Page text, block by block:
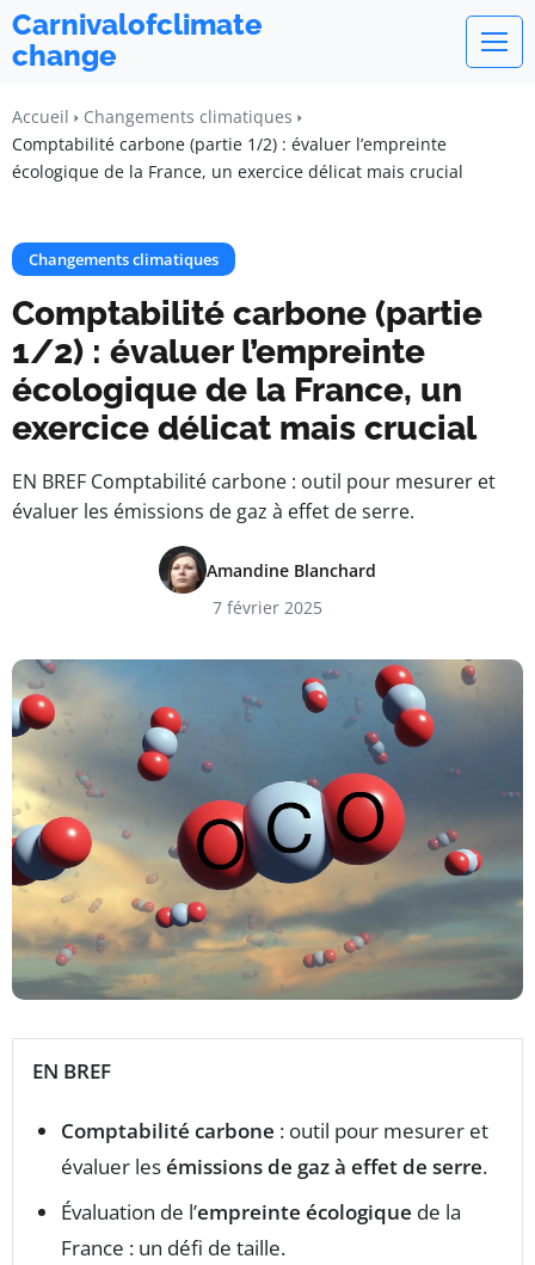
Carnivalofclimate
change
Accueil
Changements climatiques
Comptabilité carbone (partie 1/2) : évaluer l’empreinte
écologique de la France, un exercice délicat mais crucial
Changements climatiques
Comptabilité carbone (partie
1/2) : évaluer l’empreinte
écologique de la France, un
exercice délicat mais crucial
EN BREF Comptabilité carbone : outil pour mesurer et
évaluer les émissions de gaz à effet de serre.
Amandine Blanchard
7 février 2025
EN BREF
Comptabilité carbone : outil pour mesurer et
évaluer lesémissions de gaz à effet de serre.
Évaluation de l’empreinte écologique de la
France : un défi de taille.